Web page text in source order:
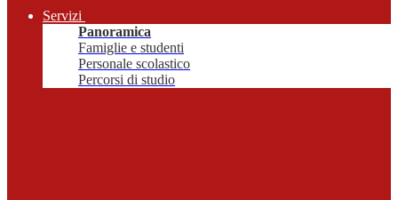
Servizi
Panoramica
Famiglie e studenti
Personale scolastico
Percorsi di studio